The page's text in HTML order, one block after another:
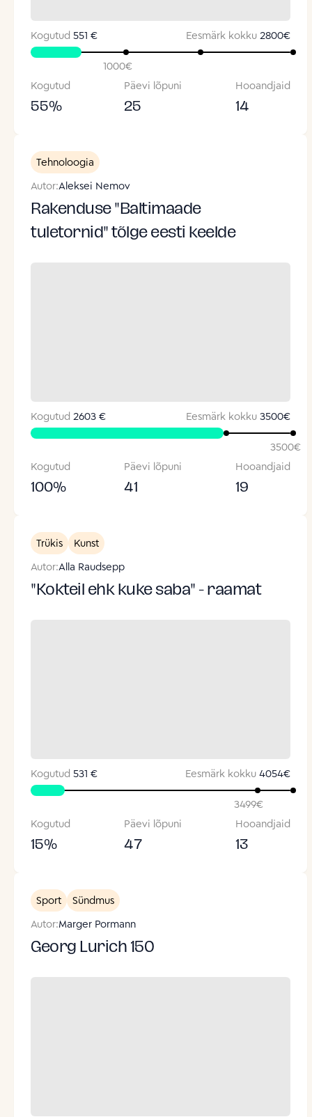
Kogutud 551 € Eesmärk kokku 2800€
1000€
Kogutud
55%
Päevi lõpuni
25
Hooandjaid
14
Tehnoloogia
Autor:Aleksei Nemov
Rakenduse "Baltimaade
tuletornid" tõlge eesti keelde
Kogutud 2603 € Eesmärk kokku 3500€
3500€
Kogutud
100%
Päevi lõpuni
41
Hooandjaid
19
Trükis
Kunst
Autor:Alla Raudsepp
"Kokteil ehk kuke saba" - raamat
Kogutud 531 € Eesmärk kokku 4054€
3499€
Kogutud
15%
Päevi lõpuni
47
Hooandjaid
13
Sport
Sündmus
Autor:Marger Pormann
Georg Lurich 150